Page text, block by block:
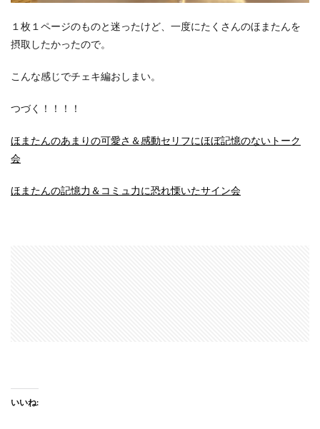
１枚１ページのものと迷ったけど、一度にたくさんのほまたんを
摂取したかったので。
こんな感じでチェキ編おしまい。
つづく！！！！
ほまたんのあまりの可愛さ＆感動セリフにほぼ記憶のないトーク
会
ほまたんの記憶力＆コミュ力に恐れ慄いたサイン会
いいね: